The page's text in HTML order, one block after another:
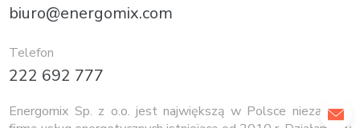
biuro@energomix.com
Telefon
222 692 777
Energomix Sp. z o.o. jest największą w Polsce niezależną